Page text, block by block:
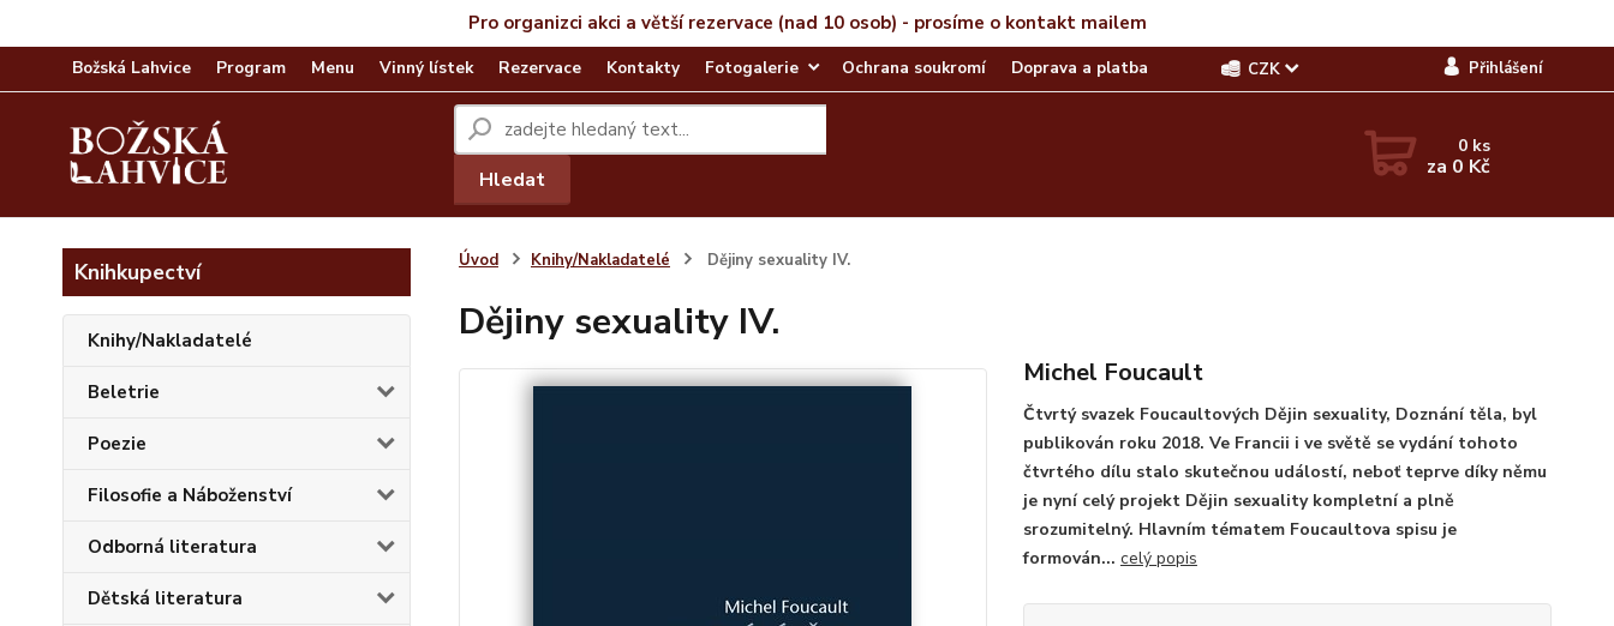
Pro organizci akci a větší rezervace (nad 10 osob) - prosíme o kontakt mailem
Božská Lahvice Program Menu Vinný lístek Rezervace Kontakty Fotogalerie Ochrana soukromí Doprava a platba CZK Přihlášení
Hledat
0 ks
za 0 Kč
Knihkupectví
Knihy/Nakladatelé
Beletrie
Poezie
Filosofie a Náboženství
Odborná literatura
Dětská literatura
Úvod Knihy/Nakladatelé Dějiny sexuality IV.
Dějiny sexuality IV.
Michel Foucault
Čtvrtý svazek Foucaultových Dějin sexuality, Doznání těla, byl
publikován roku 2018. Ve Francii i ve světě se vydání tohoto
čtvrtého dílu stalo skutečnou událostí, neboť teprve díky němu
je nyní celý projekt Dějin sexuality kompletní a plně
srozumitelný. Hlavním tématem Foucaultova spisu je
formován... celý popis